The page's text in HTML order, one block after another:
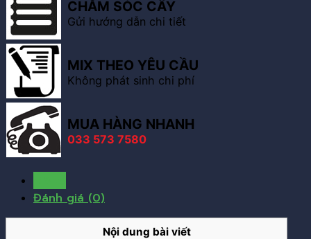
CHĂM SÓC CÂY
Gửi hướng dẫn chi tiết
MIX THEO YÊU CẦU
Không phát sinh chi phí
MUA HÀNG NHANH
033 573 7580
Đánh giá (0)
Nội dung bài viết